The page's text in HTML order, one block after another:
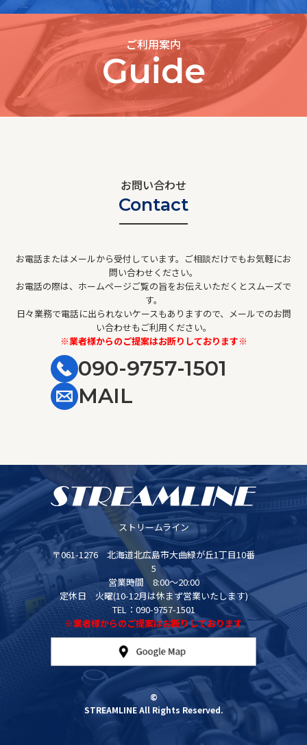
ご利用案内
Guide
お問い合わせ
Contact
お電話またはメールから受付しています。ご相談だけでもお気軽にお
問い合わせください。
お電話の際は、ホームページご覧の旨をお伝えいただくとスムーズで
す。
日々業務で電話に出られないケースもありますので、メールでのお問
い合わせもご利用ください。
※業者様からのご提案はお断りしております※
090-9757-1501
MAIL
ストリームライン
〒061-1276 北海道北広島市大曲緑が丘1丁目10番
5
営業時間 8:00～20:00
定休日 火曜(10-12月は休まず営業いたします)
TEL：090-9757-1501
※業者様からのご提案はお断りしております
©
STREAMLINE All Rights Reserved.